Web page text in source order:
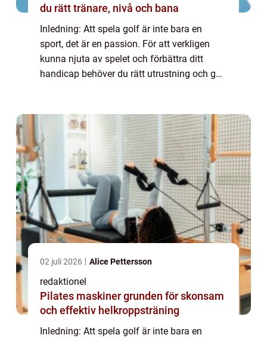
du rätt tränare, nivå och bana
Inledning: Att spela golf är inte bara en
sport, det är en passion. För att verkligen
kunna njuta av spelet och förbättra ditt
handicap behöver du rätt utrustning och golf
02 juli 2026 Alice Pettersson
redaktionel
Pilates maskiner grunden för skonsam
och effektiv helkroppsträning
Inledning: Att spela golf är inte bara en